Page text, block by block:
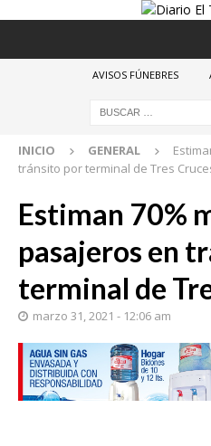
AVISOS FÚNEBRES
INICIO GENERAL
tránsito por terminal de Tres
Estiman 70%
pasajeros en
terminal de
marzo 31, 2021 - 12:06 am